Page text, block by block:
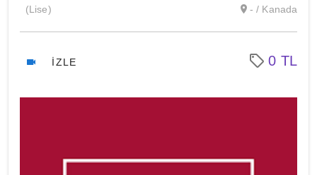
(Lise) - / Kanada
İZLE 0 TL